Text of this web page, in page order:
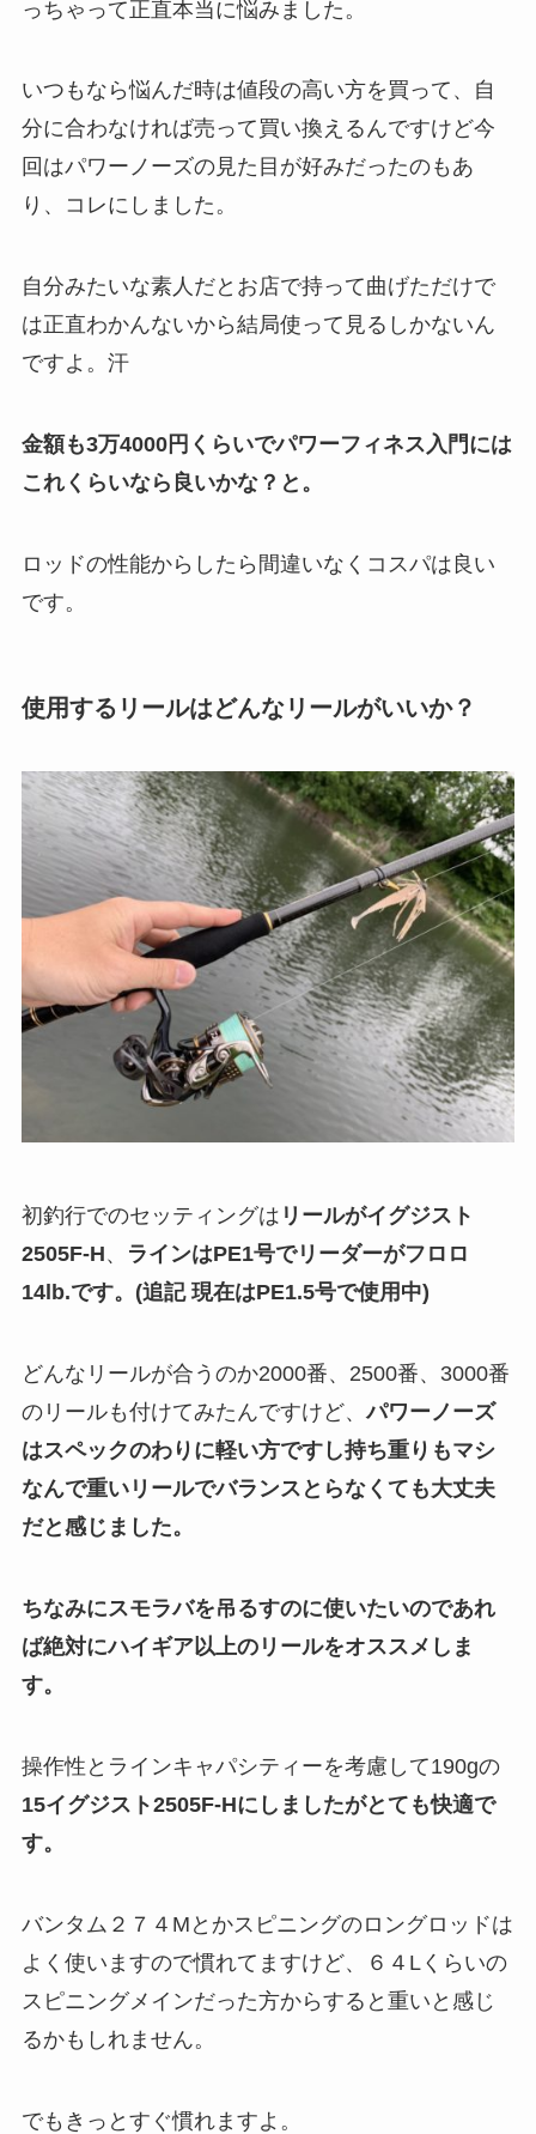
っちゃって正直本当に悩みました。
いつもなら悩んだ時は値段の高い方を買って、自
分に合わなければ売って買い換えるんですけど今
回はパワーノーズの見た目が好みだったのもあ
り、コレにしました。
自分みたいな素人だとお店で持って曲げただけで
は正直わかんないから結局使って見るしかないん
ですよ。汗
金額も3万4000円くらいでパワーフィネス入門には
これくらいなら良いかな？と。
ロッドの性能からしたら間違いなくコスパは良い
です。
使用するリールはどんなリールがいいか？
初釣行でのセッティングは リールがイグジスト
2505F-H、
ラインはPE1号でリーダーがフロロ
14lb.です。(追記 現在はPE1.5号で使用中)
どんなリールが合うのか2000番、2500番、3000番
のリールも付けてみたんですけど、パワーノーズ
はスペックのわりに軽い方ですし持ち重りもマシ
なんで重いリールでバランスとらなくても大丈夫
だと感じました。
ちなみにスモラバを吊るすのに使いたいのであれ
ば絶対にハイギア以上のリールをオススメしま
す。
操作性とラインキャパシティーを考慮して190gの
15イグジスト2505F-Hにしましたがとても快適で
す。
バンタム２７４Mとかスピニングのロングロッドは
よく使いますので慣れてますけど、６４Lくらいの
スピニングメインだった方からすると重いと感じ
るかもしれません。
でもきっとすぐ慣れますよ。